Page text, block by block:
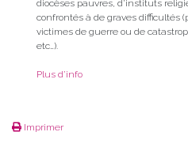
diocèses pauvres, d’instituts
confrontés à de graves difficultés
victimes de guerre ou de
etc…).
Plus d’info
Imprimer